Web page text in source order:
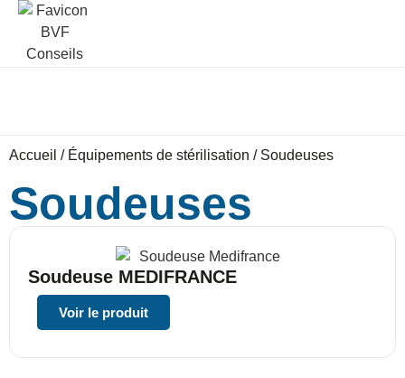
Accueil / Équipements de stérilisation / Soudeuses
Soudeuses
Soudeuse MEDIFRANCE
Voir le produit